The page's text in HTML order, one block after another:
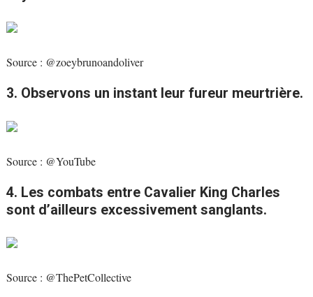
Source : @zoeybrunoandoliver
3. Observons un instant leur fureur meurtrière.
Source : @YouTube
4. Les combats entre Cavalier King Charles
sont d’ailleurs excessivement sanglants.
Source : @ThePetCollective